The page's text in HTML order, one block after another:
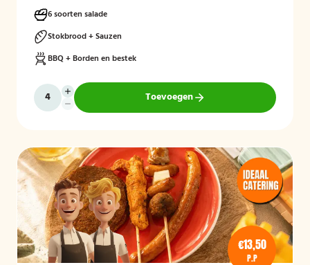
6 soorten salade
Stokbrood + Sauzen
BBQ + Borden en bestek
Toevoegen
€13,50
P.P